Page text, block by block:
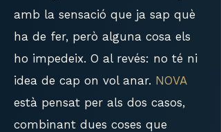
amb la sensació que ja sap què
ha de fer, però alguna cosa els
ho impedeix. O al revés: no té ni
idea de cap on vol anar. NOVA
està pensat per als dos casos,
combinant dues coses que